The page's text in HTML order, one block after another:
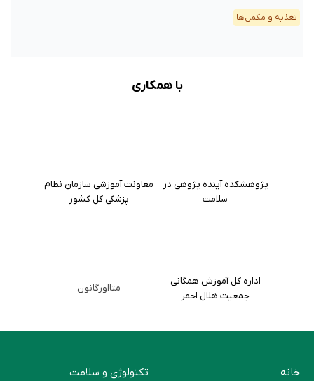
تغذیه و مکمل‌ها
با همکاری
پژوهشکده آینده پژوهی در
سلامت
معاونت آموزشی سازمان نظام
پزشکی کل کشور
اداره کل آموزش همگانی
جمعیت هلال احمر
متااورگانون
خانه
تکنولوژی و سلامت